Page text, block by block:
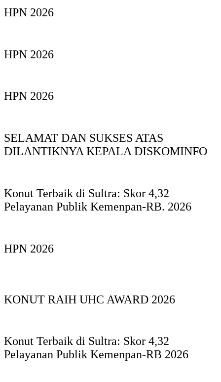
HPN 2026
HPN 2026
HPN 2026
SELAMAT DAN SUKSES ATAS
DILANTIKNYA KEPALA DISKOMINFO
Konut Terbaik di Sultra: Skor 4,32
Pelayanan Publik Kemenpan-RB. 2026
HPN 2026
KONUT RAIH UHC AWARD 2026
Konut Terbaik di Sultra: Skor 4,32
Pelayanan Publik Kemenpan-RB 2026